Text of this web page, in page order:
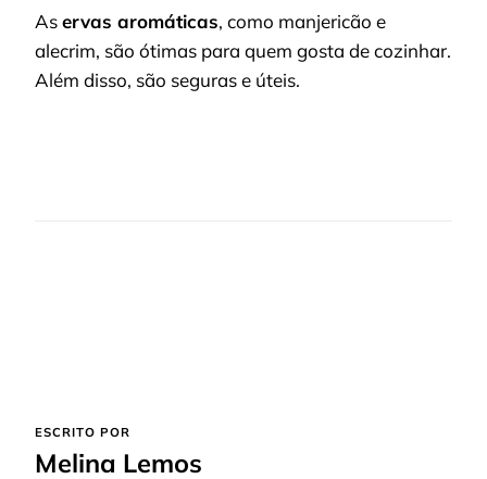
Aservas aromáticas, como manjericão e
alecrim, são ótimas para quem gosta de cozinhar.
Além disso, são seguras e úteis.
ESCRITO POR
Melina Lemos